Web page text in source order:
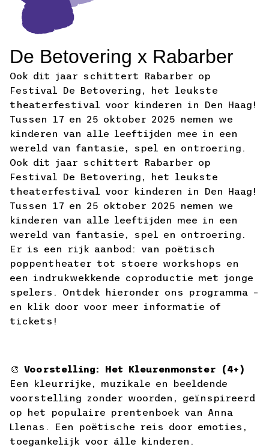
De Betovering x Rabarber
Ook dit jaar schittert Rabarber op
Festival De Betovering, het leukste
theaterfestival voor kinderen in Den Haag!
Tussen 17 en 25 oktober 2025 nemen we
kinderen van alle leeftijden mee in een
wereld van fantasie, spel en ontroering.
Ook dit jaar schittert Rabarber op
Festival De Betovering, het leukste
theaterfestival voor kinderen in Den Haag!
Tussen 17 en 25 oktober 2025 nemen we
kinderen van alle leeftijden mee in een
wereld van fantasie, spel en ontroering.
Er is een rijk aanbod: van poëtisch
poppentheater tot stoere workshops en
een indrukwekkende coproductie met jonge
spelers. Ontdek hieronder ons programma –
en klik door voor meer informatie of
tickets!
🎨 Voorstelling: Het Kleurenmonster (4+)
Een kleurrijke, muzikale en beeldende
voorstelling zonder woorden, geïnspireerd
op het populaire prentenboek van Anna
Llenas. Een poëtische reis door emoties,
toegankelijk voor álle kinderen.